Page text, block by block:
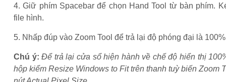
4. Giữ phím Spacebar để chọn Hand Tool từ bàn phím.
file hình.
5. Nhấp đúp vào Zoom Tool để trả lại độ phóng đại là
Chú ý: Để trả lại cửa sổ hiện hành về chế độ hiển thị
hộp kiểm Resize Windows to Fit trên thanh tuỳ biến Zoom